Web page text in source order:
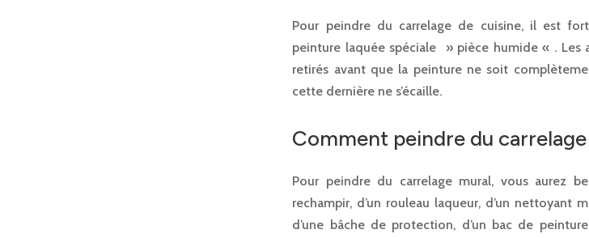
Pour peindre du carrelage de cuisine, il est
peinture laquée spéciale » pièce humide « . Les
retirés avant que la peinture ne soit
cette dernière ne s’écaille.
Comment peindre du
Pour peindre du carrelage mural, vous aurez
rechampir, d’un rouleau laqueur, d’un nettoyant
d’une bâche de protection, d’un bac de